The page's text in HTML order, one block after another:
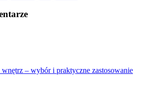
wnętrz – wybór i praktyczne zastosowanie